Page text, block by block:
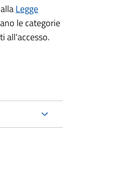
Legge
le categorie
all'accesso.